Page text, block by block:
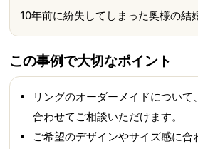
10年前に紛失してしまった奥様の結
この事例で大切なポイント
リングのオーダーメイドについて
合わせてご相談いただけます。
ご希望のデザインやサイズ感に合